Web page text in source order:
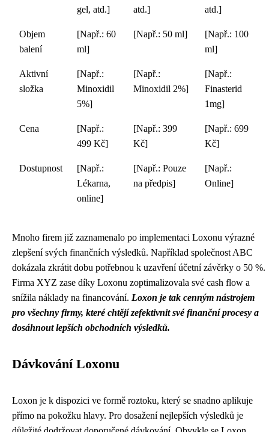
gel, atd.]
atd.]
atd.]
Objem
balení
[Např.: 60
ml]
[Např.: 50 ml]
[Např.: 100
ml]
Aktivní
složka
[Např.:
Minoxidil
5%]
[Např.:
Minoxidil 2%]
[Např.:
Finasterid
1mg]
Cena
[Např.:
499 Kč]
[Např.: 399
Kč]
[Např.: 699
Kč]
Dostupnost
[Např.:
Lékarna,
online]
[Např.: Pouze
na předpis]
[Např.:
Online]
Mnoho firem již zaznamenalo po implementaci Loxonu výrazné
zlepšení svých finančních výsledků. Například společnost ABC
dokázala zkrátit dobu potřebnou k uzavření účetní závěrky o 50 %.
Firma XYZ zase díky Loxonu zoptimalizovala své cash flow a
snížila náklady na financování. Loxon je tak cenným nástrojem
pro všechny firmy, které chtějí zefektivnit své finanční procesy a
dosáhnout lepších obchodních výsledků.
Dávkování Loxonu
Loxon je k dispozici ve formě roztoku, který se snadno aplikuje
přímo na pokožku hlavy. Pro dosažení nejlepších výsledků je